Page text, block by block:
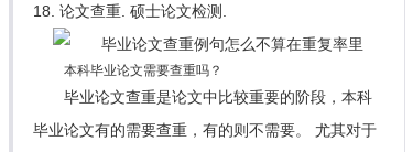
18. 论文查重. 硕士论文检测.
本科毕业论文需要查重吗？
毕业论文查重是论文中比较重要的阶段，本科
毕业论文有的需要查重，有的则不需要。 尤其对于